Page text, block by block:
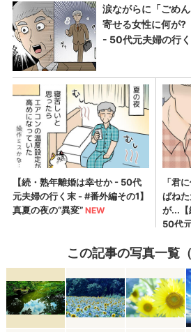
この記事の写真一覧